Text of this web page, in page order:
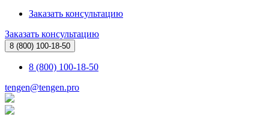
Заказать консультацию
Заказать консультацию
8 (800) 100-18-50
8 (800) 100-18-50
tengen@tengen.pro